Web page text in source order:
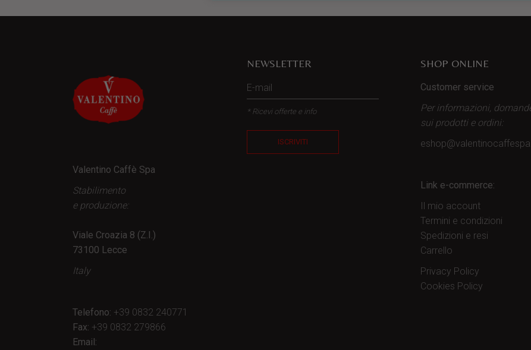
Valentino Caffè Spa
Stabilimento
e produzione:
Viale Croazia 8 (Z.I.)
73100 Lecce
Italy
Telefono: +39 0832 240771
Fax: +39 0832 279866
Email:
NEWSLETTER
* Ricevi offerte e info
ISCRIVITI
SHOP ONLINE
Customer service
Per informazioni,
sui prodotti e ordini:
Link e-commerce:
Il mio account
Termini e condizioni
Spedizioni e resi
Carrello
Privacy Policy
Cookies Policy